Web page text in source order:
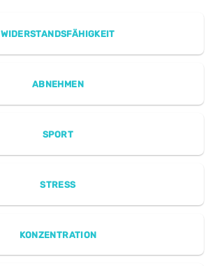
WIDERSTANDSFÄHIGKEIT
ABNEHMEN
SPORT
STRESS
KONZENTRATION